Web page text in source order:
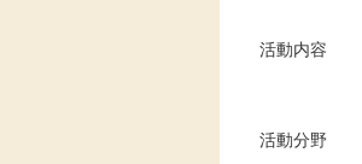
活動内容
活動分野